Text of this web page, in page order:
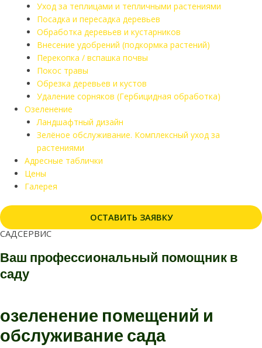
Уход за теплицами и тепличными растениями
Посадка и пересадка деревьев
Обработка деревьев и кустарников
Внесение удобрений (подкормка растений)
Перекопка / вспашка почвы
Покос травы
Обрезка деревьев и кустов
Удаление сорняков (Гербицидная обработка)
Озеленение
Ландшафтный дизайн
Зелёное обслуживание. Комплексный уход за
растениями
Адресные таблички
Цены
Галерея
ОСТАВИТЬ ЗАЯВКУ
САДСЕРВИС
Ваш профессиональный помощник в
саду
озеленение помещений и
обслуживание сада